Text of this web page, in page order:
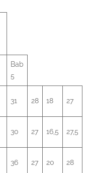
Bab
5
31 28 18 27
30 27 16,5 27,5
36 27 20 28